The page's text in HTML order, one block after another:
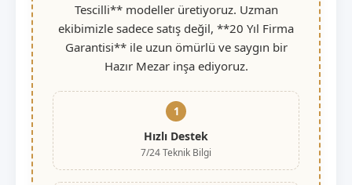
Tescilli** modeller üretiyoruz. Uzman
ekibimizle sadece satış değil, **20 Yıl Firma
Garantisi** ile uzun ömürlü ve saygın bir
Hazır Mezar inşa ediyoruz.
1
Hızlı Destek
7/24 Teknik Bilgi